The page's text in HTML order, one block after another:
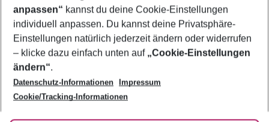
Footer
Footer navigation
Über uns
AGB
Bestpreisgarantie
Cookie-Einstellungen ändern
Cookie-Richtlinie
Agenturbetreuung
Barrierefreies Reisen
Folge uns
anpassen“ kannst du deine Cookie-Einstellungen
individuell anpassen. Du kannst deine Privatsphäre-
Einstellungen natürlich jederzeit ändern oder widerrufen
– klicke dazu einfach unten auf „Cookie-Einstellungen
ändern“.
Datenschutz-Informationen
Impressum
Cookie/Tracking-Informationen